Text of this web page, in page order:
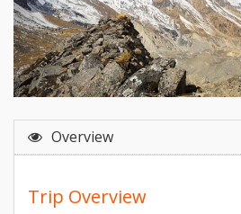
Overview
Trip Overview